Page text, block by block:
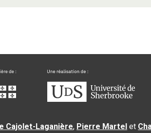
Cajolet-Laganière, Pierre Martel et